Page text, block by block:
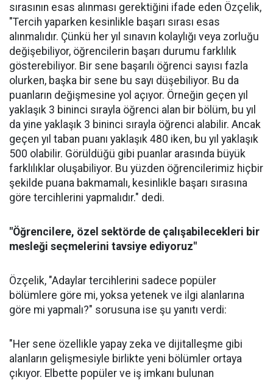
sırasının esas alınması gerektiğini ifade eden Özçelik,
"Tercih yaparken kesinlikle başarı sırası esas
alınmalıdır. Çünkü her yıl sınavın kolaylığı veya zorluğu
değişebiliyor, öğrencilerin başarı durumu farklılık
gösterebiliyor. Bir sene başarılı öğrenci sayısı fazla
olurken, başka bir sene bu sayı düşebiliyor. Bu da
puanların değişmesine yol açıyor. Örneğin geçen yıl
yaklaşık 3 bininci sırayla öğrenci alan bir bölüm, bu yıl
da yine yaklaşık 3 bininci sırayla öğrenci alabilir. Ancak
geçen yıl taban puanı yaklaşık 480 iken, bu yıl yaklaşık
500 olabilir. Görüldüğü gibi puanlar arasında büyük
farklılıklar oluşabiliyor. Bu yüzden öğrencilerimiz hiçbir
şekilde puana bakmamalı, kesinlikle başarı sırasına
göre tercihlerini yapmalıdır." dedi.
"Öğrencilere, özel sektörde de çalışabilecekleri bir
mesleği seçmelerini tavsiye ediyoruz"
Özçelik, "Adaylar tercihlerini sadece popüler
bölümlere göre mi, yoksa yetenek ve ilgi alanlarına
göre mi yapmalı?" sorusuna ise şu yanıtı verdi:
"Her sene özellikle yapay zeka ve dijitalleşme gibi
alanların gelişmesiyle birlikte yeni bölümler ortaya
çıkıyor. Elbette popüler ve iş imkanı bulunan